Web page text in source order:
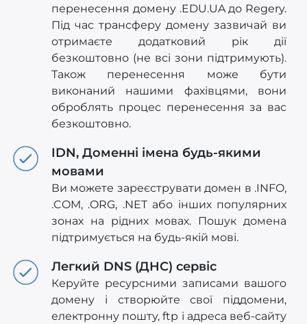
перенесення домену .EDU.UA до Regery.
Під час трансферу домену зазвичай ви
отримаєте додатковий рік дії
безкоштовно (не всі зони підтримують).
Також перенесення може бути
виконаний нашими фахівцями, вони
оброблять процес перенесення за вас
безкоштовно.
IDN, Доменні імена будь-якими
мовами
Ви можете зареєструвати домен в .INFO,
.COM, .ORG, .NET або інших популярних
зонах на рідних мовах. Пошук домена
підтримується на будь-якій мові.
Легкий DNS (ДНС) сервіс
Керуйте ресурсними записами вашого
домену і створюйте свої піддомени,
електронну пошту, ftp і адреса веб-сайту